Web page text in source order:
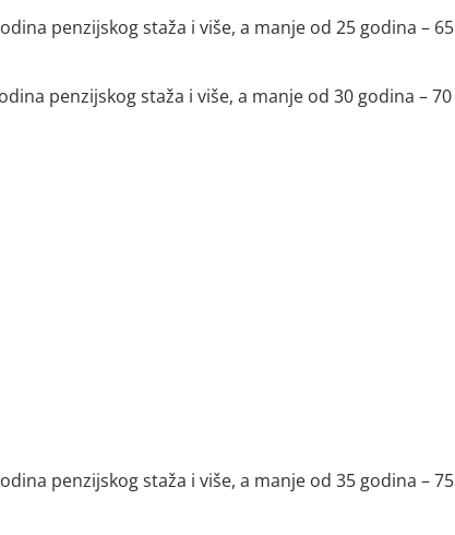
penzijskog staža i više, a manje od 25 godina – 65
penzijskog staža i više, a manje od 30 godina – 70
penzijskog staža i više, a manje od 35 godina – 75